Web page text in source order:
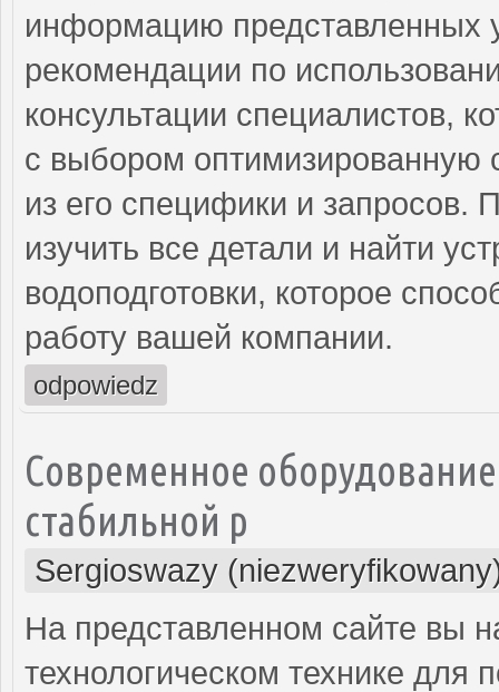
информацию представленных
рекомендации по
консультации специалистов,
с выбором оптимизированную
из его специфики и запросов.
изучить все детали и найти
водоподготовки, которое
работу вашей компании.
odpowiedz
Современное
стабильной р
Sergioswazy
На представленном сайте вы
технологическом технике для